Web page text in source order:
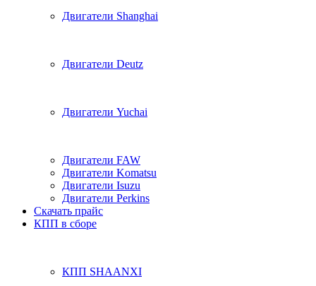
Двигатели Shanghai
Двигатели Deutz
Двигатели Yuchai
Двигатели FAW
Двигатели Komatsu
Двигатели Isuzu
Двигатели Perkins
Скачать прайс
КПП в сборе
КПП SHAANXI